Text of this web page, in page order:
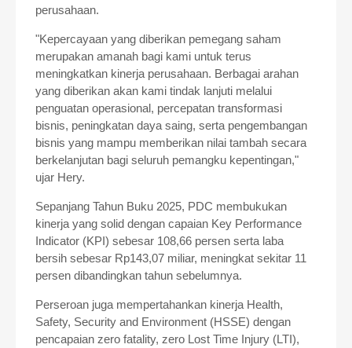
perusahaan.
"Kepercayaan yang diberikan pemegang saham
merupakan amanah bagi kami untuk terus
meningkatkan kinerja perusahaan. Berbagai arahan
yang diberikan akan kami tindak lanjuti melalui
penguatan operasional, percepatan transformasi
bisnis, peningkatan daya saing, serta pengembangan
bisnis yang mampu memberikan nilai tambah secara
berkelanjutan bagi seluruh pemangku kepentingan,"
ujar Hery.
Sepanjang Tahun Buku 2025, PDC membukukan
kinerja yang solid dengan capaian Key Performance
Indicator (KPI) sebesar 108,66 persen serta laba
bersih sebesar Rp143,07 miliar, meningkat sekitar 11
persen dibandingkan tahun sebelumnya.
Perseroan juga mempertahankan kinerja Health,
Safety, Security and Environment (HSSE) dengan
pencapaian zero fatality, zero Lost Time Injury (LTI),